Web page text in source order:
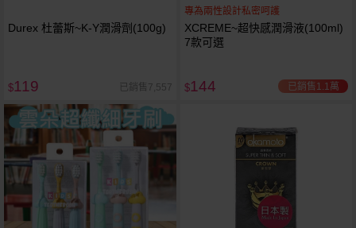
Durex 杜蕾斯~K-Y潤滑劑(100g)
$119 已銷售7,557
專為兩性設計私密呵護
XCREME~超快感潤滑液(100ml)
7款可選
$144 已銷售1.1萬